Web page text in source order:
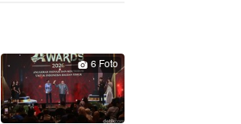
6 Foto